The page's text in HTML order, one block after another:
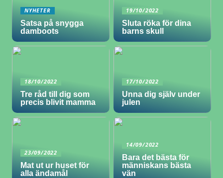
NYHETER
Satsa på snygga
damboots
19/10/2022
Sluta röka för dina
barns skull
18/10/2022
Tre råd till dig som
precis blivit mamma
17/10/2022
Unna dig själv under
julen
23/09/2022
Mat ut ur huset för
alla ändamål
14/09/2022
Bara det bästa för
människans bästa
vän